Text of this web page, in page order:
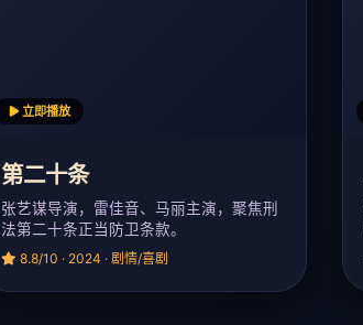
立即播放
第二十条
张艺谋导演，雷佳音、马丽主演，聚焦刑
法第二十条正当防卫条款。
8.8/10 · 2024 · 剧情/喜剧